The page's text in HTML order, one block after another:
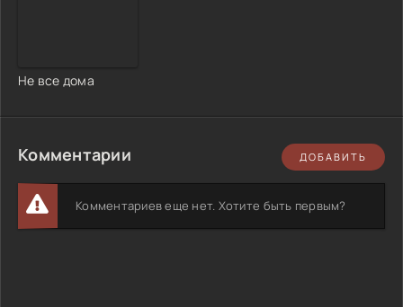
Не все дома
Комментарии ДОБАВИТЬ
Комментариев еще нет. Хотите быть первым?